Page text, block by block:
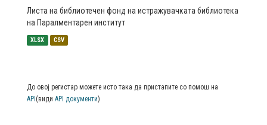
Листа на библиотечен фонд на истражувачката библиотека
на Паралментарен институт
XLSX CSV
До овој регистар можете исто така да пристапите со помош на
API (види API документи)